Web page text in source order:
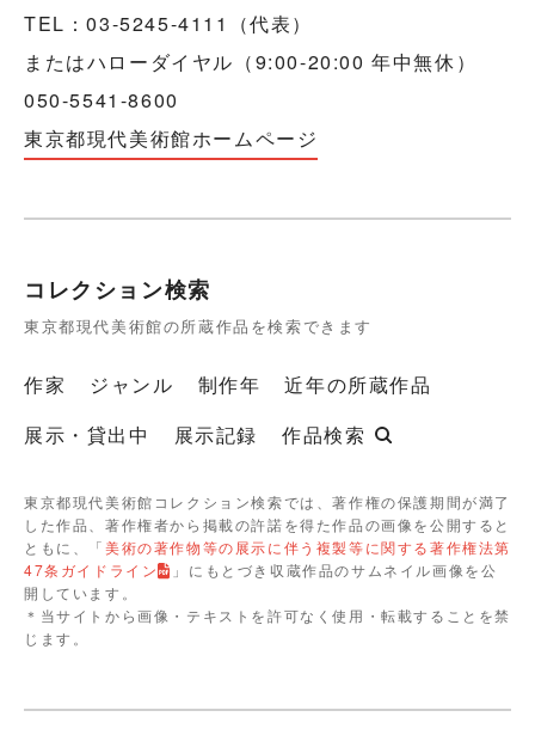
TEL：03-5245-4111（代表）
またはハローダイヤル（9:00-20:00 年中無休）
050-5541-8600
東京都現代美術館ホームページ
コレクション検索
東京都現代美術館の所蔵作品を検索できます
作家 ジャンル 制作年
近年の所蔵作品
展示・貸出中
展示記録 作品検索
東京都現代美術館コレクション検索では、著作権の保護期間が満了
した作品、著作権者から掲載の許諾を得た作品の画像を公開すると
ともに、「美術の著作物等の展示に伴う複製等に関する著作権法第
47条ガイドライン
」にもとづき収蔵作品のサムネイル画像を公
開しています。
＊当サイトから画像・テキストを許可なく使用・転載することを禁
じます。